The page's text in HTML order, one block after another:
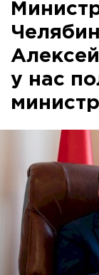
у нас
министр